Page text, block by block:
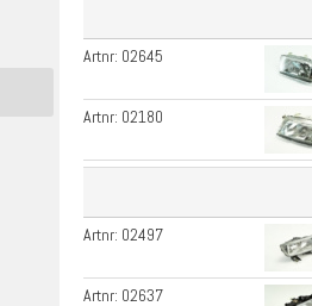
Artnr: 02645
Artnr: 02180
Artnr: 02497
Artnr: 02637